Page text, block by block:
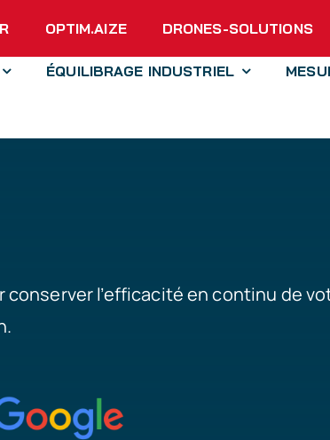
OPTIM.AIZE DRONES-SOLUTIONS
ÉQUILIBRAGE INDUSTRIEL
l’efficacité en continu de